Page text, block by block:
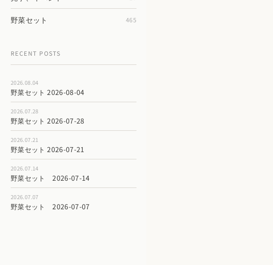
野菜セット 465
RECENT POSTS
2026.08.04
野菜セット 2026-08-04
2026.07.28
野菜セット 2026-07-28
2026.07.21
野菜セット 2026-07-21
2026.07.14
野菜セット 2026-07-14
2026.07.07
野菜セット 2026-07-07